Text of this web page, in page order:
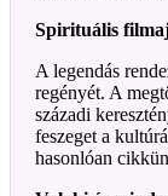
Spirituális
A legendás
regényét. A
századi
feszeget a
hasonlóan